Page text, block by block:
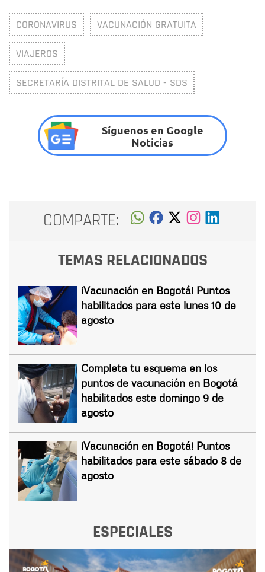
CORONAVIRUS VACUNACIÓN GRATUITA
VIAJEROS
SECRETARÍA DISTRITAL DE SALUD - SDS
Síguenos en Google
Noticias
COMPARTE:
TEMAS RELACIONADOS
¡Vacunación en Bogotá! Puntos
habilitados para este lunes 10 de
agosto
Completa tu esquema en los
puntos de vacunación en Bogotá
habilitados este domingo 9 de
agosto
¡Vacunación en Bogotá! Puntos
habilitados para este sábado 8 de
agosto
ESPECIALES